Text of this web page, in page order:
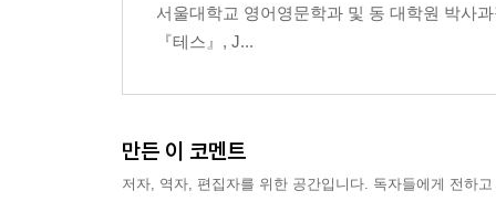
2. 늪지 횡단
3. 굳게 닫힌 암흑의 문
6. 금단의 웅덩이
7. '십자로'로의 여정
8. 키리스 웅골의 계단
서울대학교 영어영문학과 및 동 대학원 박사
『테스』, J...
만든 이 코멘트
저자, 역자, 편집자를 위한 공간입니다. 독자들에게 전하